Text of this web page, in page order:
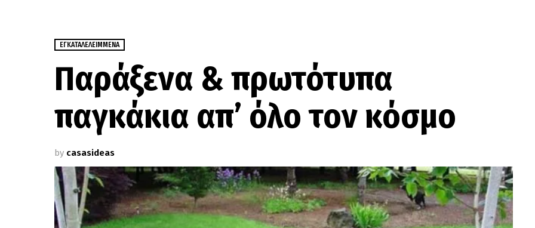
ΕΓΚΑΤΑΛΕΛΕΙΜΜΈΝΑ
Παράξενα & πρωτότυπα
παγκάκια απ’ όλο τον κόσμο
by casasideas